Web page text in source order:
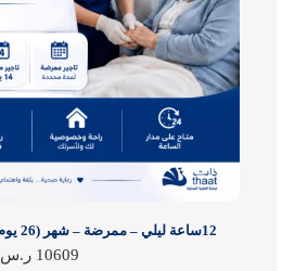
12ساعة ليلي – ممرضة – شهر (26 يوم) – من الجنسية الفلبينية
10609 ر.س